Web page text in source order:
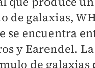
de galaxias,
se encuentra
y Earendel.
de galaxias